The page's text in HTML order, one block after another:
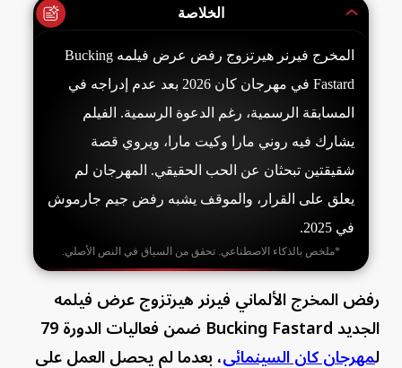
الخلاصة
المخرج فيرنر هيرتزوج رفض عرض فيلمه Bucking
Fastard في مهرجان كان 2026 بعد عدم إدراجه في
المسابقة الرسمية، رغم الدعوة الرسمية. الفيلم
يشارك فيه روني مارا وكيت مارا، ويروي قصة
شقيقتين تبحثان عن الحب الحقيقي. المهرجان لم
يعلق على القرار، والموقف يشبه رفض جيم جارموش
في 2025.
*ملخص بالذكاء الاصطناعي. تحقق من السياق في النص الأصلي.
رفض المخرج الألماني فيرنر هيرتزوج عرض فيلمه
الجديد Bucking Fastard ضمن فعاليات الدورة 79
لمهرجان كان السينمائي، بعدما لم يحصل العمل على